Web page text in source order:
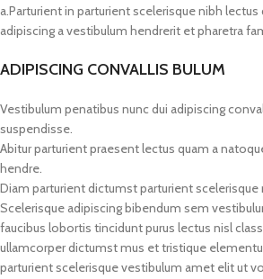
a.Parturient in parturient scelerisque nibh
adipiscing a vestibulum hendrerit et pharetra
ADIPISCING CONVALLIS BULUM
Vestibulum penatibus nunc dui adipiscing
suspendisse.
Abitur parturient praesent lectus quam a
hendre.
Diam parturient dictumst parturient scelerisque
Scelerisque adipiscing bibendum sem
faucibus lobortis tincidunt purus lectus nisl
ullamcorper dictumst mus et tristique
parturient scelerisque vestibulum amet elit ut